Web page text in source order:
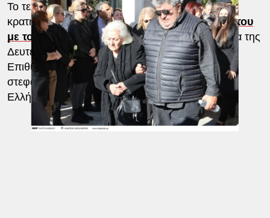
Το τελευταίο καιρό, ο ηθοποιός αγωνιζόταν να
κρατηθεί στη ζωή,δίνοντας σιωπηλά τη μάχη του
με τον καρκίνο.
Έφυγε από τη ζωή το απόγευμα της
Δευτέρας (16.12) στα 57 του χρόνια.
Επιθυμία του γιου του, Φοίβου, τα χρήματα αντί
στεφάνων να μπουν στο ταμείο Αλληλοβοηθείας
Ελλήνων Ηθοποιών.